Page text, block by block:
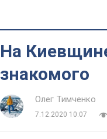
На
знакомого
Олег Тимченко
7.12.2020 10:07